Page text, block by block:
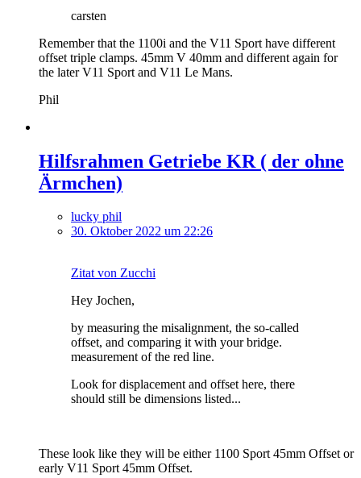
carsten
Remember that the 1100i and the V11 Sport have different
offset triple clamps. 45mm V 40mm and different again for
the later V11 Sport and V11 Le Mans.
Phil
Hilfsrahmen Getriebe KR ( der ohne
Ärmchen)
lucky phil
30. Oktober 2022 um 22:26
Zitat von Zucchi
Hey Jochen,
by measuring the misalignment, the so-called
offset, and comparing it with your bridge.
measurement of the red line.
Look for displacement and offset here, there
should still be dimensions listed...
These look like they will be either 1100 Sport 45mm Offset or
early V11 Sport 45mm Offset.